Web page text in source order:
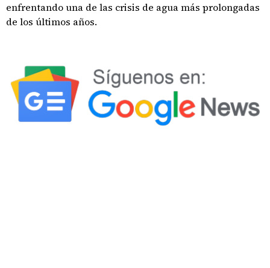
enfrentando una de las crisis de agua más prolongadas
de los últimos años.